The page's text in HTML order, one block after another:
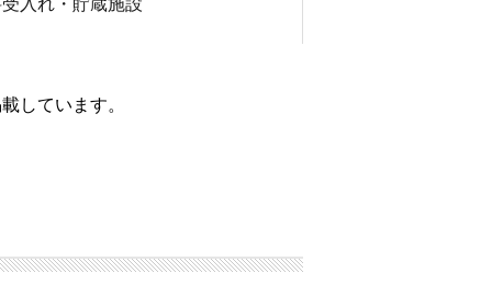
しています。